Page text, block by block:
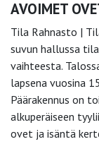
AVOIMET
Tila Rahnasto |
suvun hallussa
vaihteesta.
lapsena vuosina
Päärakennus on
alkuperäiseen
ovet ja isäntä